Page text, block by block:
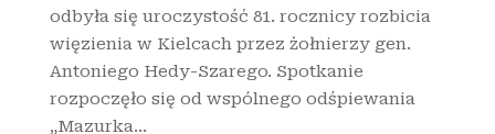
odbyła się uroczystość 81. rocznicy rozbicia
więzienia w Kielcach przez żołnierzy gen.
Antoniego Hedy-Szarego. Spotkanie
rozpoczęło się od wspólnego odśpiewania
„Mazurka...